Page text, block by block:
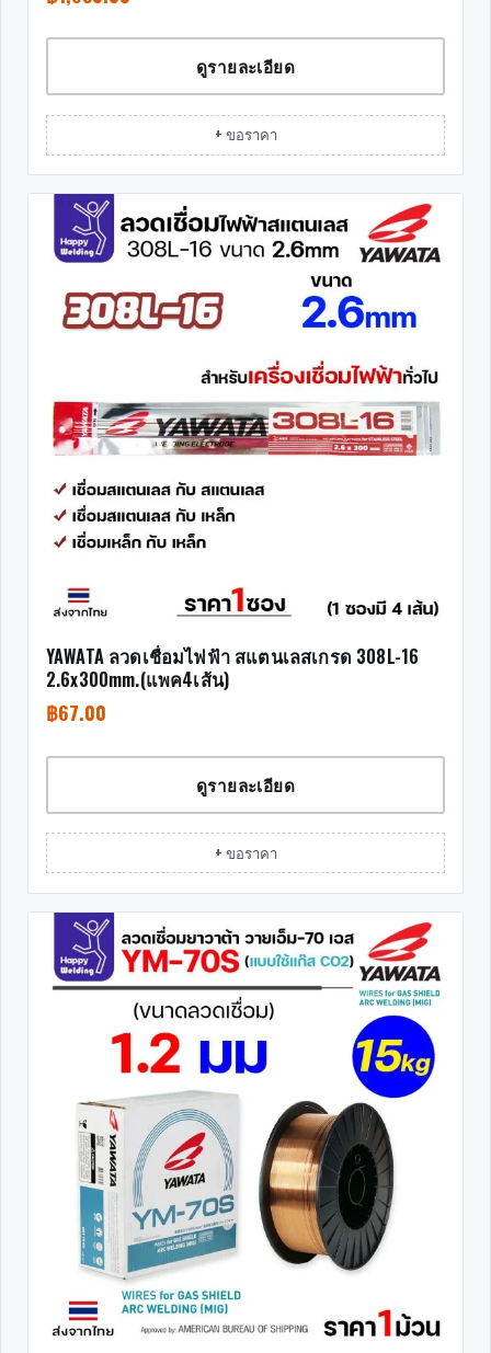
ดูรายละเอียด
+ ขอราคา
YAWATA ลวดเชื่อมไฟฟ้า สแตนเลสเกรด 308L-16
2.6x300mm.(แพค4เส้น)
฿67.00
ดูรายละเอียด
+ ขอราคา